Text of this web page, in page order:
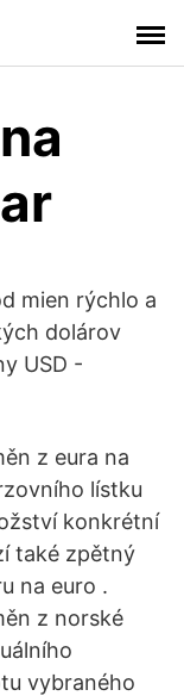
mien rýchlo a
dolárov
USD -
z eura na
lístku
konkrétní
také zpětný
na euro .
z norské
vybraného